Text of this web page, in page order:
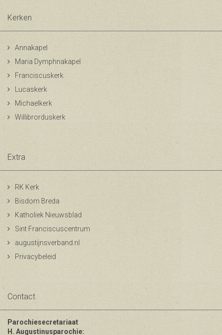
Kerken
Annakapel
Maria Dymphnakapel
Franciscuskerk
Lucaskerk
Michaelkerk
Willibrorduskerk
Extra
RK Kerk
Bisdom Breda
Katholiek Nieuwsblad
Sint Franciscuscentrum
augustijnsverband.nl
Privacybeleid
Contact
Parochiesecretariaat
H. Augustinusparochie: